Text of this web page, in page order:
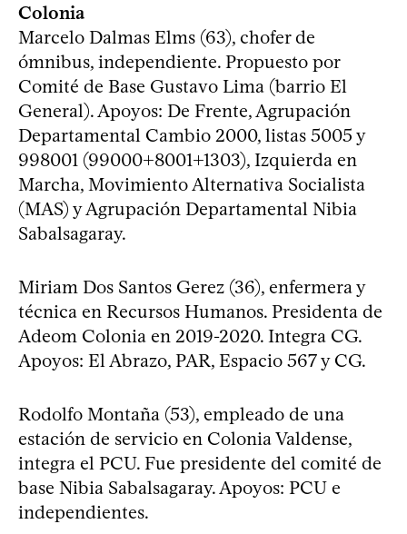
Colonia
Marcelo Dalmas Elms (63), chofer de
ómnibus, independiente. Propuesto por
Comité de Base Gustavo Lima (barrio El
General). Apoyos: De Frente, Agrupación
Departamental Cambio 2000, listas 5005 y
998001 (99000+8001+1303), Izquierda en
Marcha, Movimiento Alternativa Socialista
(MAS) y Agrupación Departamental Nibia
Sabalsagaray.
Miriam Dos Santos Gerez (36), enfermera y
técnica en Recursos Humanos. Presidenta de
Adeom Colonia en 2019-2020. Integra CG.
Apoyos: El Abrazo, PAR, Espacio 567 y CG.
Rodolfo Montaña (53), empleado de una
estación de servicio en Colonia Valdense,
integra el PCU. Fue presidente del comité de
base Nibia Sabalsagaray. Apoyos: PCU e
independientes.